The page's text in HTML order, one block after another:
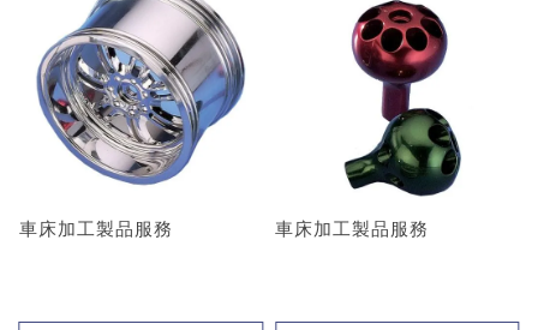
車床加工製品服務 車床加工製品服務